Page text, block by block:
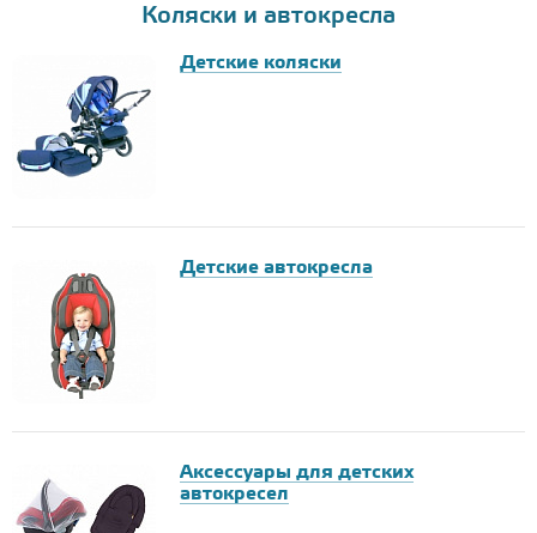
Коляски и автокресла
Детские коляски
Детские автокресла
Аксессуары для детских
автокресел